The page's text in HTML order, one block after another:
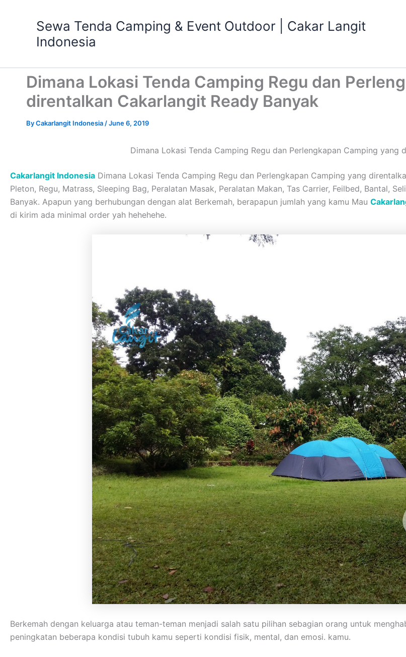
Sewa Tenda Camping & Event Outdoor | Cakar Langit
Indonesia
Dimana Lokasi Tenda Camping Regu dan
direntalkan Cakarlangit Ready Banyak
ByCakarlangit Indonesia /June 6, 2019
Dimana Lokasi Tenda Camping Regu dan Perlengkapan Camping yang
Cakarlangit Indonesia Dimana Lokasi Tenda Camping Regu dan Perlengkapan Camping yang
Pleton, Regu, Matrass, Sleeping Bag, Peralatan Masak, Peralatan Makan, Tas Carrier, Feilbed, Bantal,
Banyak. Apapun yang berhubungan dengan alat Berkemah, berapapun jumlah yang kamu Mau
di kirim ada minimal order yah hehehehe.
Berkemah dengan keluarga atau teman-teman menjadi salah satu pilihan sebagian orang untuk
peningkatan beberapa kondisi tubuh kamu seperti kondisi fisik, mental, dan emosi. kamu.